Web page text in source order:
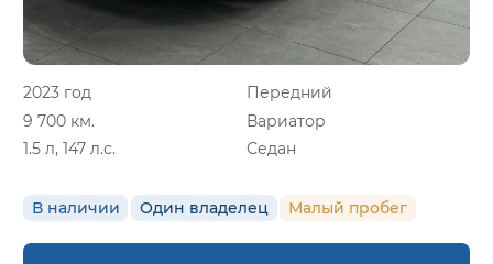
2023 год
Передний
9 700 км.
Вариатор
1.5 л, 147 л.с.
Седан
В наличии Один владелец Малый пробег